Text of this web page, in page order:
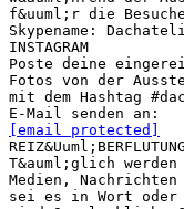
f&uuml;r die
Skypename:
INSTAGRAM
Poste deine
Fotos von der
mit dem Hashtag
[email protected]
REIZ&Uuml;BERFLUTUNG
T&auml;glich
Medien,
sei es in Wort